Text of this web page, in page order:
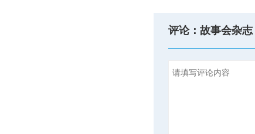
评论：故事会杂志